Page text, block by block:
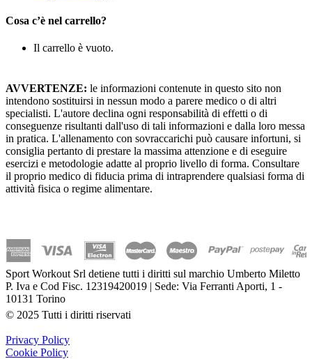
Cosa c’è nel carrello?
Il carrello è vuoto.
AVVERTENZE: le informazioni contenute in questo sito non
intendono sostituirsi in nessun modo a parere medico o di altri
specialisti. L'autore declina ogni responsabilità di effetti o di
conseguenze risultanti dall'uso di tali informazioni e dalla loro messa
in pratica. L'allenamento con sovraccarichi può causare infortuni, si
consiglia pertanto di prestare la massima attenzione e di eseguire
esercizi e metodologie adatte al proprio livello di forma. Consultare
il proprio medico di fiducia prima di intraprendere qualsiasi forma di
attività fisica o regime alimentare.
Sport Workout Srl detiene tutti i diritti sul marchio Umberto Miletto
P. Iva e Cod Fisc. 12319420019 | Sede: Via Ferranti Aporti, 1 -
10131 Torino
© 2025 Tutti i diritti riservati
Privacy Policy
Cookie Policy